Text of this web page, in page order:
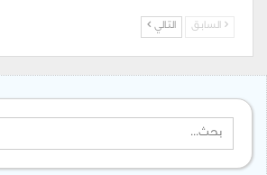
السابق التالي